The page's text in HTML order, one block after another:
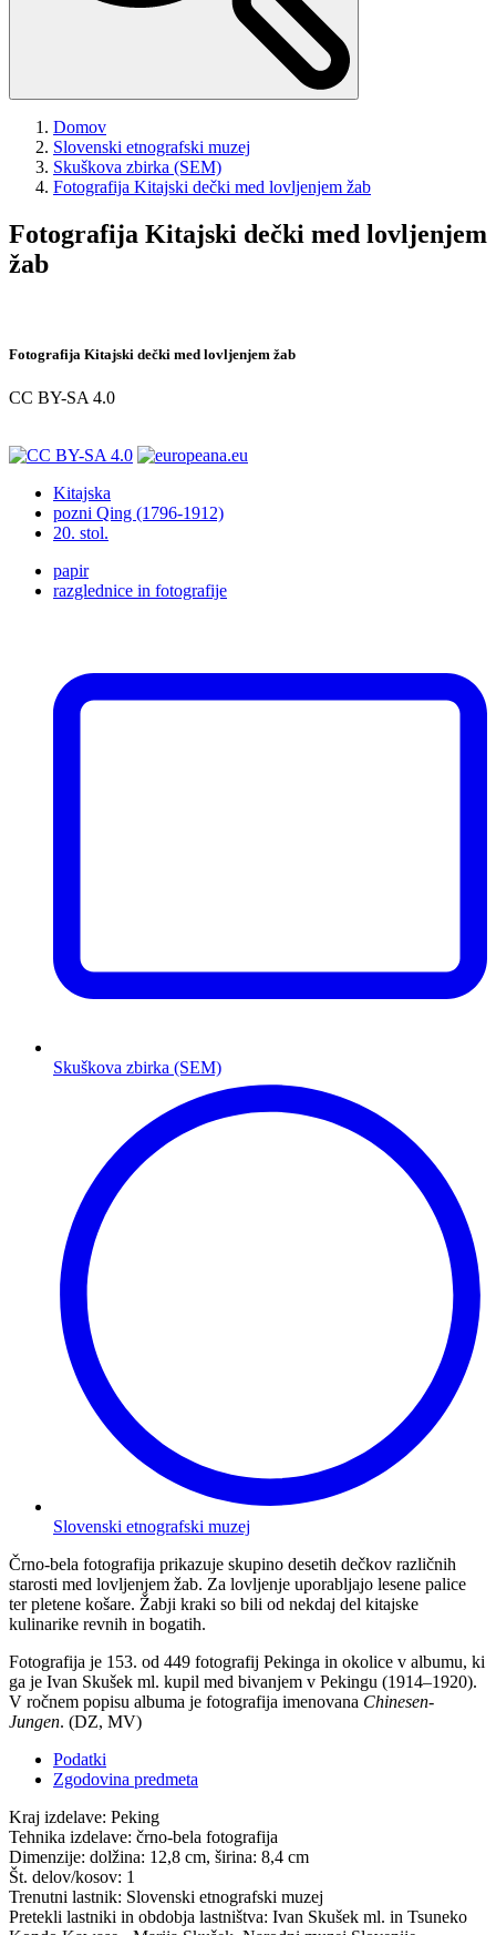
Domov
Slovenski etnografski muzej
Skuškova zbirka (SEM)
Fotografija Kitajski dečki med lovljenjem žab
Fotografija Kitajski dečki med lovljenjem
žab
Fotografija Kitajski dečki med lovljenjem žab
CC BY-SA 4.0
Kitajska
pozni Qing (1796-1912)
20. stol.
papir
razglednice in fotografije
Skuškova zbirka (SEM)
Slovenski etnografski muzej
Črno-bela fotografija prikazuje skupino desetih dečkov različnih
starosti med lovljenjem žab. Za lovljenje uporabljajo lesene palice
ter pletene košare. Žabji kraki so bili od nekdaj del kitajske
kulinarike revnih in bogatih.
Fotografija je 153. od 449 fotografij Pekinga in okolice v albumu, ki
ga je Ivan Skušek ml. kupil med bivanjem v Pekingu (1914–1920).
V ročnem popisu albuma je fotografija imenovana Chinesen-
Jungen. (DZ, MV)
Podatki
Zgodovina predmeta
Kraj izdelave: Peking
Tehnika izdelave: črno-bela fotografija
Dimenzije: dolžina: 12,8 cm, širina: 8,4 cm
Št. delov/kosov: 1
Trenutni lastnik: Slovenski etnografski muzej
Pretekli lastniki in obdobja lastništva: Ivan Skušek ml. in Tsuneko